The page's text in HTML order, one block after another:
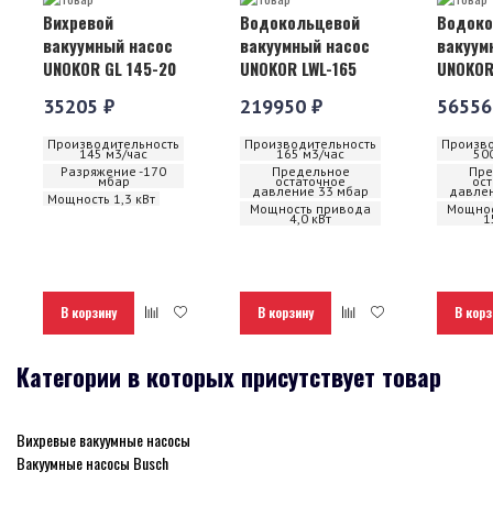
Вихревой
вакуумный насос
UNOKOR GL 145-20
35205 ₽
Производительность
145 м3/час
Разряжение -170
мбар
Мощность 1,3 кВт
В корзину
Водокольцевой
вакуумный насос
UNOKOR LWL-165
219950 ₽
Производительность
165 м3/час
Предельное
остаточное
давление 33 мбар
Мощность привода
4,0 кВт
В корзину В
Категории в которых присутствует товар
Вихревые вакуумные насосы
Вакуумные насосы Busch